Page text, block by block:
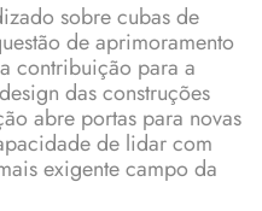
sobre cubas de
de aprimoramento
contribuição para a
das construções
abre portas para novas
de lidar com
exigente campo da